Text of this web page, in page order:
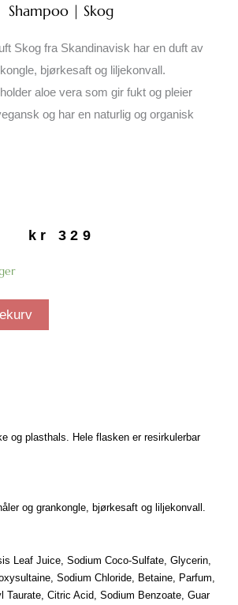
Shampoo | Skog
Skog fra Skandinavisk har en duft av
bjørkesaft og liljekonvall.
aloe vera som gir fukt og pleier
og har en naturlig og organisk
kr 329
og plasthals. Hele flasken er resirkulerbar
og grankongle, bjørkesaft og liljekonvall.
Leaf Juice, Sodium Coco-Sulfate, Glycerin,
Sodium Chloride, Betaine, Parfum,
Taurate, Citric Acid, Sodium Benzoate, Guar